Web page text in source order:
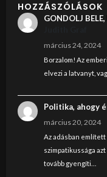
HOZZÁSZÓLÁSOK
GONDOLJ
március 24, 2024
Borzalom! Az
elvezi a latvanyt,
Politika, ahogy
március 20, 2024
Az adásban
szimpatikussága
tovább gyengíti…